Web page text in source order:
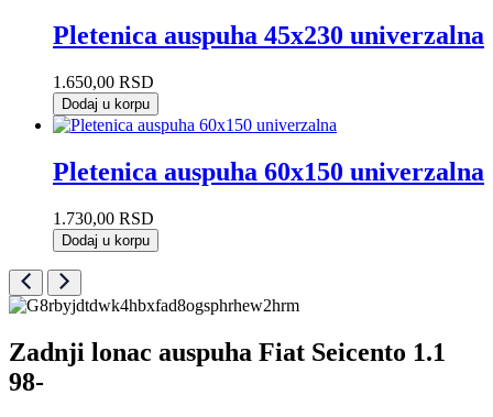
Pletenica auspuha 45x230 univerzalna
1.650,00 RSD
Dodaj u korpu
Pletenica auspuha 60x150 univerzalna
1.730,00 RSD
Dodaj u korpu
Zadnji lonac auspuha Fiat Seicento 1.1
98-